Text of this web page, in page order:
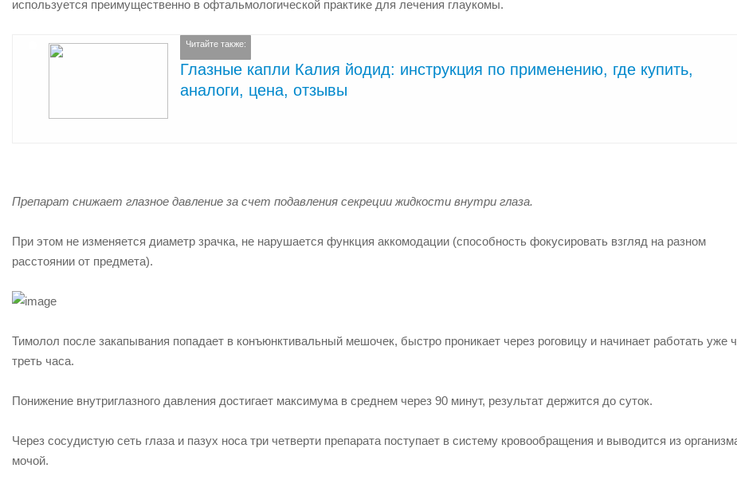
используется преимущественно в офтальмологической практике для лечения глаукомы.
Читайте также:
Глазные капли Калия йодид: инструкция по применению, где купить,
аналоги, цена, отзывы
Препарат снижает глазное давление за счет подавления секреции жидкости внутри глаза.
При этом не изменяется диаметр зрачка, не нарушается функция аккомодации (способность фокусировать взгляд на разном
расстоянии от предмета).
Тимолол после закапывания попадает в конъюнктивальный мешочек, быстро проникает через роговицу и начинает работать уже
треть часа.
Понижение внутриглазного давления достигает максимума в среднем через 90 минут, результат держится до суток.
Через сосудистую сеть глаза и пазух носа три четверти препарата поступает в систему кровообращения и выводится из
мочой.